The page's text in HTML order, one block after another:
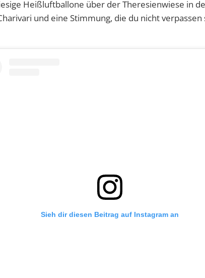
Heißluftballone über der Theresienwiese in
und eine Stimmung, die du nicht
Sieh dir diesen Beitrag auf Instagram an